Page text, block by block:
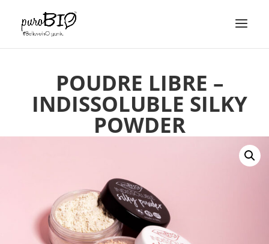
POUDRE LIBRE –
INDISSOLUBLE SILKY
POWDER